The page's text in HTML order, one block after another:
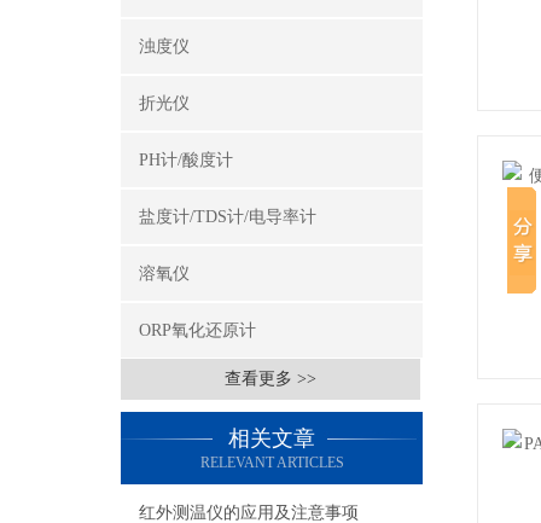
浊度仪
折光仪
PH计/酸度计
盐度计/TDS计/电导率计
溶氧仪
ORP氧化还原计
查看更多 >>
相关文章
RELEVANT ARTICLES
红外测温仪的应用及注意事项